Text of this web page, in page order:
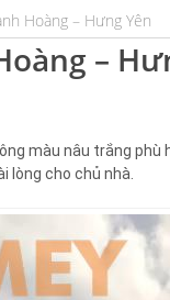
Hoàng – Hưng Yên
–
màu nâu trắng
lòng cho chủ nhà.